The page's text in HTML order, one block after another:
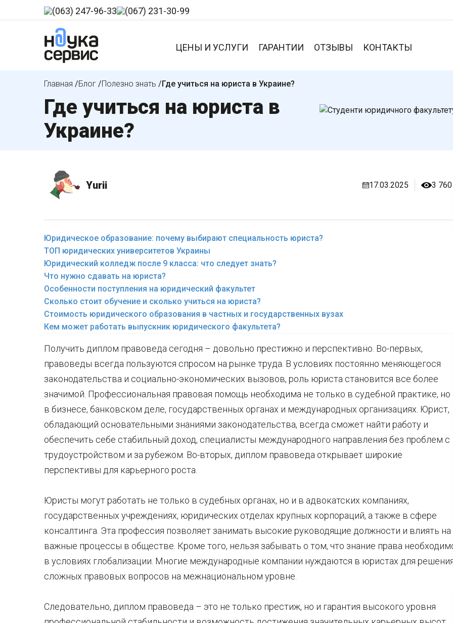
(063) 247-96-33 (067) 231-30-99
ЦЕНЫ И УСЛУГИ ГАРАНТИИ ОТЗЫВЫ КОНТАКТЫ
Главная /Блог /Полезно знать /Где учиться на юриста в Украине?
Где учиться на юриста в
Украине?
Yurii 17.03.2025 3 760
Юридическое образование: почему выбирают специальность юриста?
ТОП юридических университетов Украины
Юридический колледж после 9 класса: что следует знать?
Что нужно сдавать на юриста?
Особенности поступления на юридический факультет
Сколько стоит обучение и сколько учиться на юриста?
Стоимость юридического образования в частных и государственных вузах
Кем может работать выпускник юридического факультета?
Получить диплом правоведа сегодня – довольно престижно и перспективно. Во-первых,
правоведы всегда пользуются спросом на рынке труда. В условиях постоянно меняющегося
законодательства и социально-экономических вызовов, роль юриста становится все более
значимой. Профессиональная правовая помощь необходима не только в судебной практике, но
в бизнесе, банковском деле, государственных органах и международных организациях. Юрист,
обладающий основательными знаниями законодательства, всегда сможет найти работу и
обеспечить себе стабильный доход, специалисты международного направления без проблем с
трудоустройством и за рубежом. Во-вторых, диплом правоведа открывает широкие
перспективы для карьерного роста.
Юристы могут работать не только в судебных органах, но и в адвокатских компаниях,
государственных учреждениях, юридических отделах крупных корпораций, а также в сфере
консалтинга. Эта профессия позволяет занимать высокие руководящие должности и влиять на
важные процессы в обществе. Кроме того, нельзя забывать о том, что знание права
в условиях глобализации. Многие международные компании нуждаются в юристах для
сложных правовых вопросов на межнациональном уровне.
Следовательно, диплом правоведа – это не только престиж, но и гарантия высокого уровня